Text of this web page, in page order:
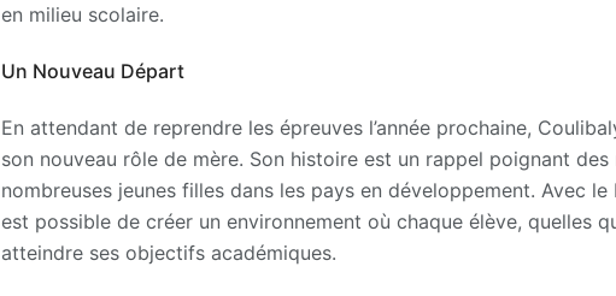
en milieu scolaire.
Un Nouveau Départ
En attendant de reprendre les épreuves l’année prochaine,
son nouveau rôle de mère. Son histoire est un rappel poignant
nombreuses jeunes filles dans les pays en développement. Avec
est possible de créer un environnement où chaque élève, quelles
atteindre ses objectifs académiques.